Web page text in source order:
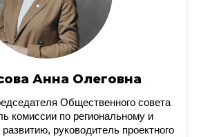
Анна Олеговна
Общественного совета
комиссии по региональному и
руководитель проектного